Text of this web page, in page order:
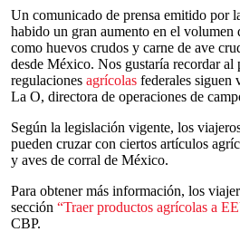
Un comunicado de prensa emitido por
habido un gran aumento en el volumen
como huevos crudos y carne de ave
desde México. Nos gustaría recordar
regulaciones agrícolas federales siguen
La O, directora de operaciones de
Según la legislación vigente, los
pueden cruzar con ciertos artículos
y aves de corral de México.
Para obtener más información, los
sección “Traer productos agrícolas a
CBP.